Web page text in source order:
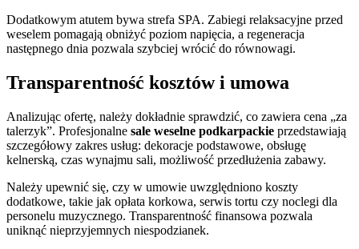
Dodatkowym atutem bywa strefa SPA. Zabiegi relaksacyjne przed
weselem pomagają obniżyć poziom napięcia, a regeneracja
następnego dnia pozwala szybciej wrócić do równowagi.
Transparentność kosztów i umowa
Analizując ofertę, należy dokładnie sprawdzić, co zawiera cena „za
talerzyk”. Profesjonalne sale weselne podkarpackie przedstawiają
szczegółowy zakres usług: dekoracje podstawowe, obsługę
kelnerską, czas wynajmu sali, możliwość przedłużenia zabawy.
Należy upewnić się, czy w umowie uwzględniono koszty
dodatkowe, takie jak opłata korkowa, serwis tortu czy noclegi dla
personelu muzycznego. Transparentność finansowa pozwala
uniknąć nieprzyjemnych niespodzianek.